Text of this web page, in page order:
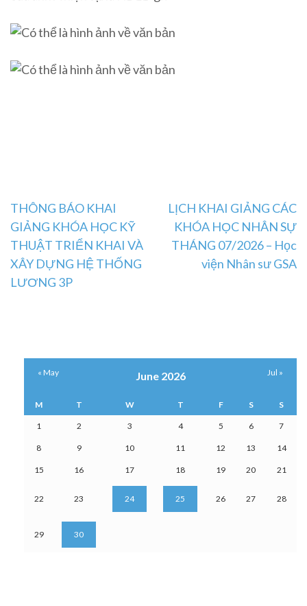
Post
navigation
THÔNG BÁO KHAI
GIẢNG KHÓA HỌC KỸ
THUẬT TRIỂN KHAI VÀ
XÂY DỰNG HỆ THỐNG
LƯƠNG 3P
LỊCH KHAI GIẢNG CÁC
KHÓA HỌC NHÂN SỰ
THÁNG 07/2026 – Học
viện Nhân sư GSA
June 2026
M T W T F S S
1 2 3 4 5 6 7
8 9 10 11 12 13 14
15 16 17 18 19 20 21
22 23 24 25 26 27 28
29 30
« May Jul »